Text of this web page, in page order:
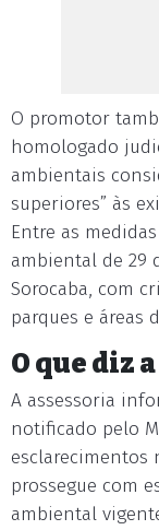
O promotor
homologado
ambientais
superiores” às
Entre as
ambiental de 29
Sorocaba, com
parques e áreas
O que diz
A assessoria
notificado pelo
esclarecimentos
prossegue com
ambiental